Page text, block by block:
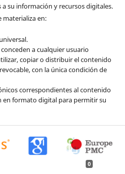
su información y recursos digitales.
materializa en:
a cualquier usuario
copiar o distribuir el contenido
con la única condición de
correspondientes al contenido
en formato digital para permitir su
0